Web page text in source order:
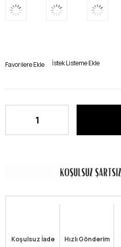
Favorilere Ekle İstek Listeme Ekle
Koşulsuz İade Hızlı Gönderim